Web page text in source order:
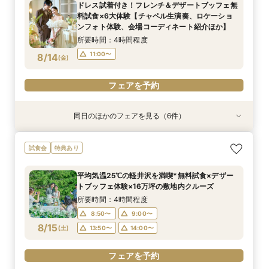
8/13(木)
所要時間：4時間程度
11:00〜
フェアを予約
8/13(木)
所要時間：3時間程度
10:00〜 14:00〜
フェアを予約
8/13(木)
11:00〜
12:00〜
13:00〜
14:00〜
15:00〜
8/13(木)
11:00〜
12:00〜
13:00〜
14:00〜
フェアを予約
8/13(木)
コンシェルジュデスク
所要時間：2時間程度
11:00〜
12:00〜
13:00〜
フェアを予約
8/13(木)
11:00〜
12:00〜
13:00〜
14:00〜
フェアを予約
8/14(金)
ドレス試着付き！フレンチ＆デザートブッフェ無
料試食×6大体験【チャペル生演奏、ロケーショ
ンフォト体験、会場コーディネート紹介ほか】
所要時間：4時間程度
11:00〜
フェアを予約
8/14(金)
＼1件目来館特典！5組限定*新幹線往復2名分プ
レゼント／フレンチ＆デザートブッフェ無料試食
所要時間：4時間程度
フェアを予約
8/14(金)
2026年度婚礼応援！挙式料プレゼント付き特別
相談会【家族婚・マタニティウエディングにもお
所要時間：3時間程度
フェアを予約
8/14(金)
【60分だけ】クイック見学会♪＼平日は愛犬と参
加OK／
11:00〜
12:00〜
13:00〜
14:00〜
15:00〜
8/14(金)
【オンライン】映像でチャペル・会場見学＆見積
相談／仮予約OK
11:00〜
12:00〜
13:00〜
14:00〜
フェアを予約
8/14(金)
【品川サロン他】全国サロンでリゾート挙式相談
会～最短60分～
コンシェルジュデスク
所要時間：2時間程度
11:00〜
12:00〜
13:00〜
14:00〜
15:00〜
フェアを予約
8/14(金)
【軽井沢 神前式相談フェア】水辺の独立型神殿
でリゾート和婚
11:00〜
12:00〜
13:00〜
14:00〜
フェアを予約
同日のほかのフェアを見る（6件）
試食会 特典あり
8/15(土)
平均気温25℃の軽井沢を満喫*無料試食×デザー
トブッフェ体験×16万坪の敷地内クルーズ
所要時間：4時間程度
8:50〜
9:00〜
13:50〜
14:00〜
フェアを予約